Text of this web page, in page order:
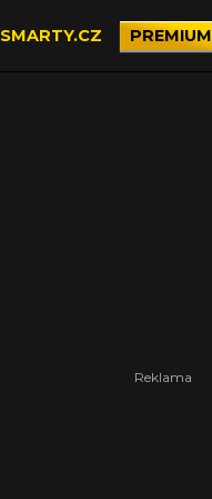
SMARTY.CZ PREMIUM